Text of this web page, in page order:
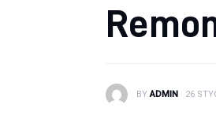
BY ADMIN 26